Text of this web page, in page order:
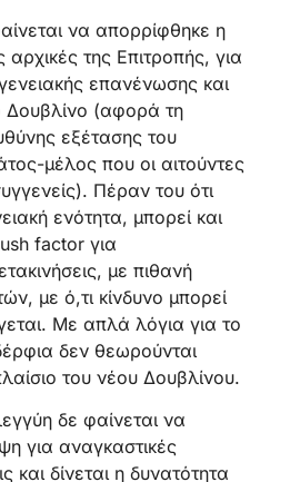
να απορρίφθηκε η
της Επιτροπής, για
επανένωσης και
(αφορά τη
εξέτασης του
μέλος που οι αιτούντες
Πέραν του ότι
ενότητα, μπορεί και
factor για
με πιθανή
με ό,τι κίνδυνο μπορεί
Με απλά λόγια για το
δεν θεωρούνται
του νέου Δουβλίνου.
δε φαίνεται να
για αναγκαστικές
και δίνεται η δυνατότητα